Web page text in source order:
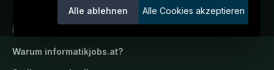
Alle ablehnen Alle Cookies akzeptieren
informatikjobs.at
Warum informatikjobs.at?